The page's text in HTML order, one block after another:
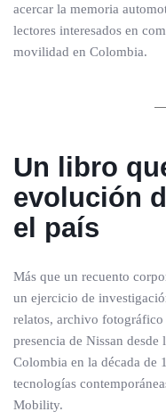
acercar la memoria
lectores interesados en
movilidad en Colombia.
Un libro
evolución
el país
Más que un recuento
un ejercicio de
relatos, archivo
presencia de Nissan
Colombia en la década de
tecnologías
Mobility.